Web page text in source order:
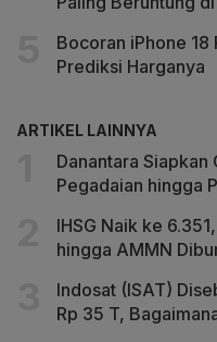
Bocoran iPhone 18
Prediksi Harganya
ARTIKEL LAINNYA
Danantara Siapkan
Pegadaian hingga
IHSG Naik ke
hingga AMMN
Indosat (ISAT)
Rp 35 T,